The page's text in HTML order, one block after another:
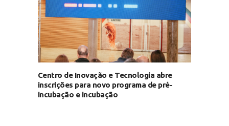
Centro de Inovação e Tecnologia abre
inscrições para novo programa de pré-
incubação e incubação